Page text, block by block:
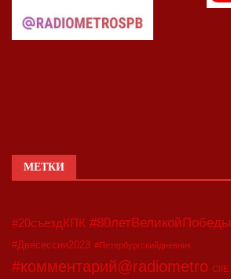
МЕТКИ
#20съездКПК #80летВеликойПобеды
#Двесессии2023 #Петербургскийдневник
#комментарий@radiometro CIIE